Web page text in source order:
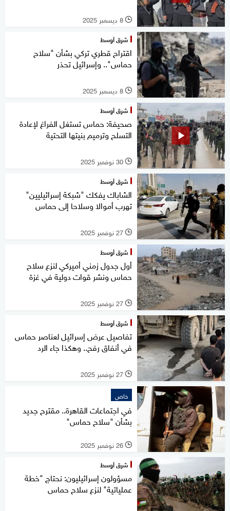
l 8 ديسمبر 2025
شرق أوسط
اقتراح قطري تركي بشأن "سلاح
حماس".. وإسرائيل تحذر
l 8 ديسمبر 2025
شرق أوسط
صحيفة: حماس تستغل الفراغ لإعادة
التسلح وترميم بنيتها التحتية
l 30 نوفمبر 2025
شرق أوسط
الشاباك يفكك "شبكة إسرائيليين"
تهرب أموالا وسلاحا إلى حماس
l 27 نوفمبر 2025
شرق أوسط
أول جدول زمني أميركي لنزع سلاح
حماس ونشر قوات دولية في غزة
l 27 نوفمبر 2025
شرق أوسط
تفاصيل عرض إسرائيل لعناصر حماس
في أنفاق رفح.. وهكذا جاء الرد
l 27 نوفمبر 2025
خاص
في اجتماعات القاهرة.. مقترح جديد
بشأن "سلاح حماس"
l 26 نوفمبر 2025
شرق أوسط
مسؤولون إسرائيليون: نحتاج "خطة
عملياتية" لنزع سلاح حماس